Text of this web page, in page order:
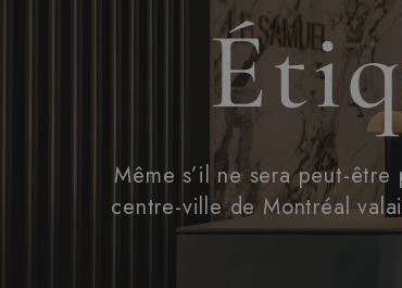
Même s’il ne sera peut-
centre-ville de Montréal